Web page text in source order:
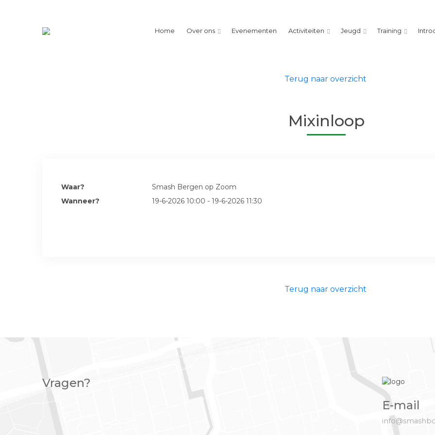
Home Over ons Evenementen Activiteiten Jeugd Training
Terug naar overzicht
Mixinloop
Waar?
Smash Bergen op Zoom
Wanneer?
19-6-2026 10:00 - 19-6-2026 11:30
Terug naar overzicht
Vragen?
E-mail